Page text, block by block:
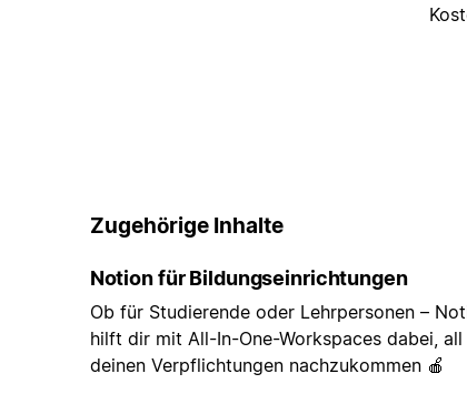
Zugehörige Inhalte
Notion für Bildungseinrichtungen
Ob für Studierende oder Lehrpersonen –
hilft dir mit All-In-One-Workspaces dabei, all
deinen Verpflichtungen nachzukommen 🍎